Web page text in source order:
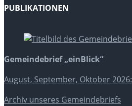
PUBLIKATIONEN
Gemeindebrief „einBlick“
August, September, Oktober 2026:
Archiv unseres Gemeindebriefs